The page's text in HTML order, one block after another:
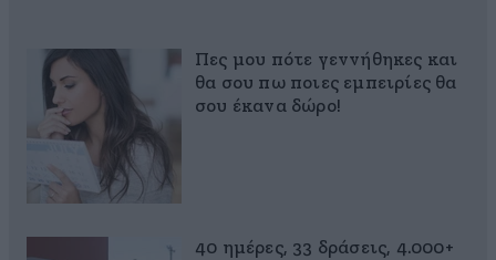
Πες μου πότε γεννήθηκες και
θα σου πω ποιες εμπειρίες θα
σου έκανα δώρο!
40 ημέρες, 33 δράσεις, 4.000+